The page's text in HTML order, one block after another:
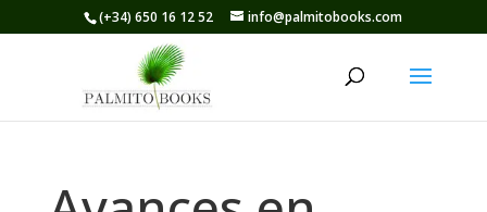
(+34) 650 16 12 52 info@palmitobooks.com